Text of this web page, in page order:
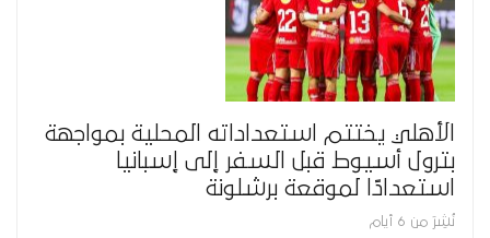
الأهلي يختتم استعداداته المحلية بمواجهة
بترول أسيوط قبل السفر إلى إسبانيا
استعدادًا لموقعة برشلونة
نُشِرَ من 6 أيام